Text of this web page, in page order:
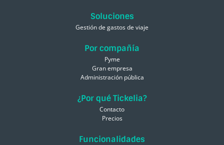
Soluciones
Gestión de gastos de viaje
Por compañía
Pyme
Gran empresa
Administración pública
¿Por qué Tickelia?
Contacto
Precios
Funcionalidades